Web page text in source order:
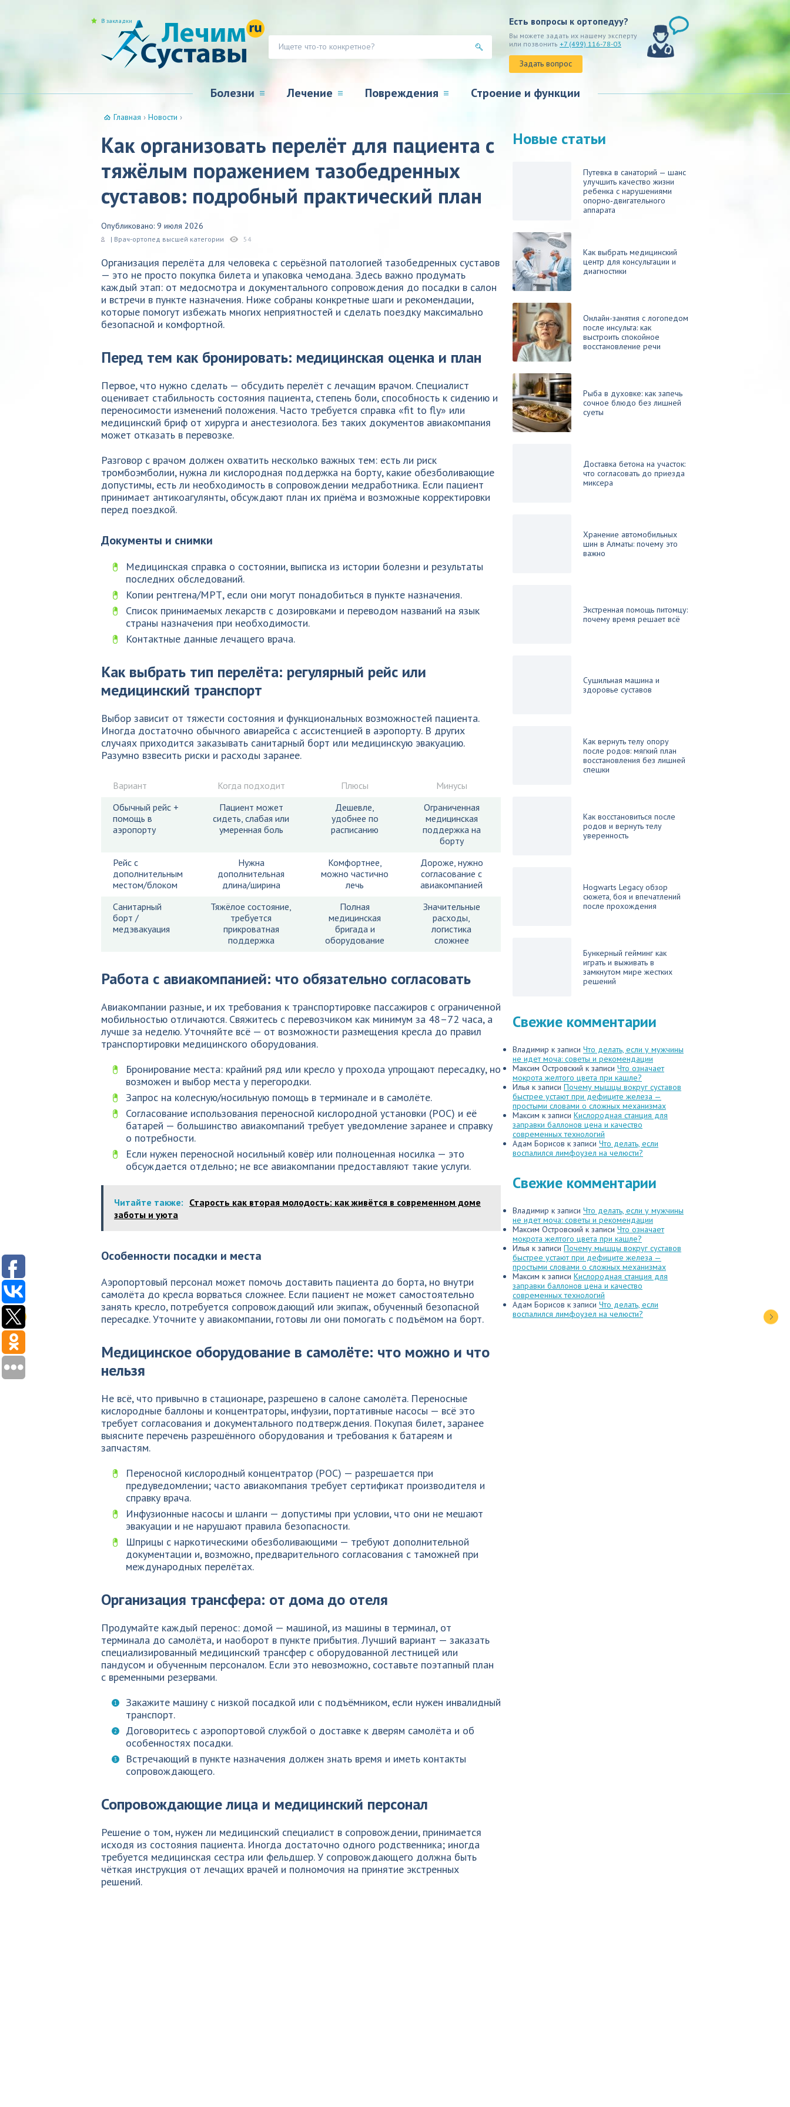
Есть вопросы к ортопедуу?
Вы можете задать их нашему эксперту
или позвонить +7 (499) 116-78-03
Задать вопрос
Болезни Лечение Повреждения Строение и функции
В закладки
Главная › Новости ›
Как организовать перелёт для пациента с
тяжёлым поражением тазобедренных
суставов: подробный практический план
Опубликовано: 9 июля 2026
| Врач-ортопед высшей категории 54
Организация перелёта для человека с серьёзной патологией тазобедренных суставов
— это не просто покупка билета и упаковка чемодана. Здесь важно продумать
каждый этап: от медосмотра и документального сопровождения до посадки в салон
и встречи в пункте назначения. Ниже собраны конкретные шаги и рекомендации,
которые помогут избежать многих неприятностей и сделать поездку максимально
безопасной и комфортной.
Перед тем как бронировать: медицинская оценка и план
Первое, что нужно сделать — обсудить перелёт с лечащим врачом. Специалист
оценивает стабильность состояния пациента, степень боли, способность к сидению и
переносимости изменений положения. Часто требуется справка «fit to fly» или
медицинский бриф от хирурга и анестезиолога. Без таких документов авиакомпания
может отказать в перевозке.
Разговор с врачом должен охватить несколько важных тем: есть ли риск
тромбоэмболии, нужна ли кислородная поддержка на борту, какие обезболивающие
допустимы, есть ли необходимость в сопровождении медработника. Если пациент
принимает антикоагулянты, обсуждают план их приёма и возможные корректировки
перед поездкой.
Документы и снимки
Медицинская справка о состоянии, выписка из истории болезни и результаты
последних обследований.
Копии рентгена/МРТ, если они могут понадобиться в пункте назначения.
Список принимаемых лекарств с дозировками и переводом названий на язык
страны назначения при необходимости.
Контактные данные лечащего врача.
Как выбрать тип перелёта: регулярный рейс или
медицинский транспорт
Выбор зависит от тяжести состояния и функциональных возможностей пациента.
Иногда достаточно обычного авиарейса с ассистенцией в аэропорту. В других
случаях приходится заказывать санитарный борт или медицинскую эвакуацию.
Разумно взвесить риски и расходы заранее.
Вариант Когда подходит Плюсы
Минусы
Обычный рейс +
помощь в
аэропорту
Пациент может
сидеть, слабая или
умеренная боль
Дешевле,
удобнее по
расписанию
Ограниченная
медицинская
поддержка на
борту
Рейс с
дополнительным
местом/блоком
Нужна
дополнительная
длина/ширина
Комфортнее,
можно частично
лечь
Дороже, нужно
согласование с
авиакомпанией
Санитарный
борт /
медэвакуация
Тяжёлое состояние,
требуется
прикроватная
поддержка
Полная
медицинская
бригада и
оборудование
Значительные
расходы,
логистика
сложнее
Работа с авиакомпанией: что обязательно согласовать
Авиакомпании разные, и их требования к транспортировке пассажиров с ограниченной
мобильностью отличаются. Свяжитесь с перевозчиком как минимум за 48–72 часа, а
лучше за неделю. Уточняйте всё — от возможности размещения кресла до правил
транспортировки медицинского оборудования.
Бронирование места: крайний ряд или кресло у прохода упрощают пересадку, но
возможен и выбор места у перегородки.
Запрос на колесную/носильную помощь в терминале и в самолёте.
Согласование использования переносной кислородной установки (POC) и её
батарей — большинство авиакомпаний требует уведомление заранее и справку
о потребности.
Если нужен переносной носильный ковёр или полноценная носилка — это
обсуждается отдельно; не все авиакомпании предоставляют такие услуги.
Читайте также: Старость как вторая молодость: как живётся в современном доме
заботы и уюта
Особенности посадки и места
Аэропортовый персонал может помочь доставить пациента до борта, но внутри
самолёта до кресла ворваться сложнее. Если пациент не может самостоятельно
занять кресло, потребуется сопровождающий или экипаж, обученный безопасной
пересадке. Уточните у авиакомпании, готовы ли они помогать с подъёмом на борт.
Медицинское оборудование в самолёте: что можно и что
нельзя
Не всё, что привычно в стационаре, разрешено в салоне самолёта. Переносные
кислородные баллоны и концентраторы, инфузии, портативные насосы — всё это
требует согласования и документального подтверждения. Покупая билет, заранее
выясните перечень разрешённого оборудования и требования к батареям и
запчастям.
Переносной кислородный концентратор (POC) — разрешается при
предуведомлении; часто авиакомпания требует сертификат производителя и
справку врача.
Инфузионные насосы и шланги — допустимы при условии, что они не мешают
эвакуации и не нарушают правила безопасности.
Шприцы с наркотическими обезболивающими — требуют дополнительной
документации и, возможно, предварительного согласования с таможней при
международных перелётах.
Организация трансфера: от дома до отеля
Продумайте каждый перенос: домой — машиной, из машины в терминал, от
терминала до самолёта, и наоборот в пункте прибытия. Лучший вариант — заказать
специализированный медицинский трансфер с оборудованной лестницей или
пандусом и обученным персоналом. Если это невозможно, составьте поэтапный план
с временными резервами.
Закажите машину с низкой посадкой или с подъёмником, если нужен инвалидный
транспорт.
Договоритесь с аэропортовой службой о доставке к дверям самолёта и об
особенностях посадки.
Встречающий в пункте назначения должен знать время и иметь контакты
сопровождающего.
Сопровождающие лица и медицинский персонал
Решение о том, нужен ли медицинский специалист в сопровождении, принимается
исходя из состояния пациента. Иногда достаточно одного родственника; иногда
требуется медицинская сестра или фельдшер. У сопровождающего должна быть
чёткая инструкция от лечащих врачей и полномочия на принятие экстренных
решений.
Новые статьи
Путевка в санаторий — шанс
улучшить качество жизни
ребенка с нарушениями
опорно‑двигательного
аппарата
Как выбрать медицинский
центр для консультации и
диагностики
Онлайн-занятия с логопедом
после инсульта: как
выстроить спокойное
восстановление речи
Рыба в духовке: как запечь
сочное блюдо без лишней
суеты
Доставка бетона на участок:
что согласовать до приезда
миксера
Хранение автомобильных
шин в Алматы: почему это
важно
Экстренная помощь питомцу:
почему время решает всё
Сушильная машина и
здоровье суставов
Как вернуть телу опору
после родов: мягкий план
восстановления без лишней
спешки
Как восстановиться после
родов и вернуть телу
уверенность
Hogwarts Legacy обзор
сюжета, боя и впечатлений
после прохождения
Бункерный гейминг как
играть и выживать в
замкнутом мире жестких
решений
Свежие комментарии
Владимир к записи Что делать, если у мужчины
не идет моча: советы и рекомендации
Максим Островский к записи Что означает
мокрота желтого цвета при кашле?
Илья к записи Почему мышцы вокруг суставов
быстрее устают при дефиците железа —
простыми словами о сложных механизмах
Максим к записи Кислородная станция для
заправки баллонов цена и качество
современных технологий
Адам Борисов к записи Что делать, если
воспалился лимфоузел на челюсти?
Свежие комментарии
Владимир к записи Что делать, если у мужчины
не идет моча: советы и рекомендации
Максим Островский к записи Что означает
мокрота желтого цвета при кашле?
Илья к записи Почему мышцы вокруг суставов
быстрее устают при дефиците железа —
простыми словами о сложных механизмах
Максим к записи Кислородная станция для
заправки баллонов цена и качество
современных технологий
Адам Борисов к записи Что делать, если
воспалился лимфоузел на челюсти?